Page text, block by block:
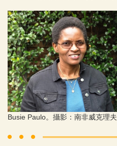
Busie Paulo。攝影：南非威克理夫